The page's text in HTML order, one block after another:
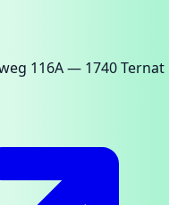
116A— 1740 Ternat